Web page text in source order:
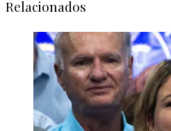
Relacionados